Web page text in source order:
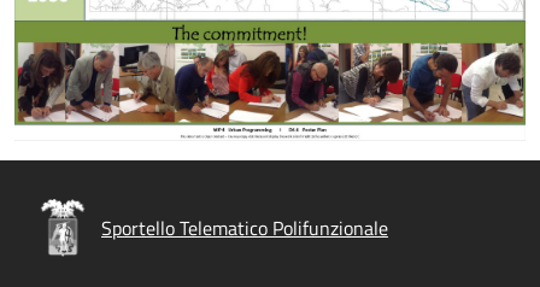
Sportello Telematico Polifunzionale